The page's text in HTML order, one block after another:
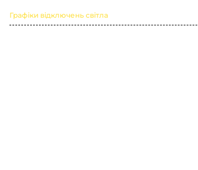
Графіки відключень світла